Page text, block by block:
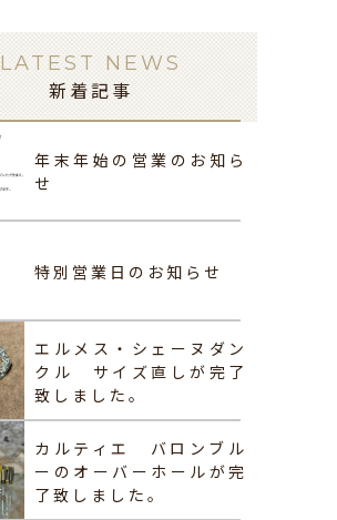
LATEST NEWS
新着記事
年末年始の営業のお知ら
せ
特別営業日のお知らせ
エルメス・シェーヌダン
クル サイズ直しが完了
致しました。
カルティエ バロンブル
ーのオーバーホールが完
了致しました。